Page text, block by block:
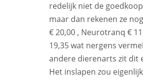
redelijk niet de
maar dan rekenen ze
€ 20,00 , Neurotranq €
19,35 wat nergens
andere dierenarts zit dit
Het inslapen zou